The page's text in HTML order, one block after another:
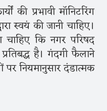
की प्रभावी मॉनिटरिंग
स्वयं की जानी चाहिए।
कि नगर परिषद
है। गंदगी फैलाने
पर नियमानुसार दंडात्मक